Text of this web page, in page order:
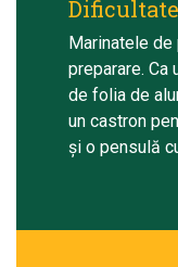
Marinatele
preparare. Ca
de folia de
un castron
şi o pensulă